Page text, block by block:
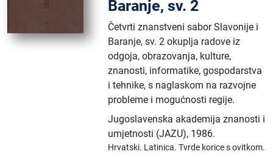
Baranje, sv. 2
Četvrti znanstveni sabor Slavonije i
Baranje, sv. 2 okuplja radove iz
odgoja, obrazovanja, kulture,
znanosti, informatike, gospodarstva
i tehnike, s naglaskom na razvojne
probleme i mogućnosti regije.
Jugoslavenska akademija znanosti i
umjetnosti (JAZU), 1986.
Hrvatski. Latinica.Tvrde korice s ovitkom.